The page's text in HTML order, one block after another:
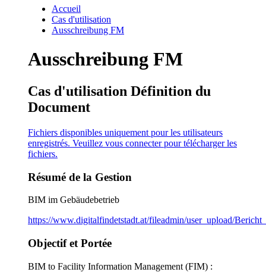
Accueil
Cas d'utilisation
Ausschreibung FM
Ausschreibung FM
Cas d'utilisation Définition du
Document
Fichiers disponibles uniquement pour les utilisateurs
enregistrés. Veuillez vous connecterpour télécharger les
fichiers.
Résumé de la Gestion
BIM im Gebäudebetrieb
https://www.digitalfindetstadt.at/fileadmin/user_upload/
Objectif et Portée
BIM to Facility Information Management (FIM) :